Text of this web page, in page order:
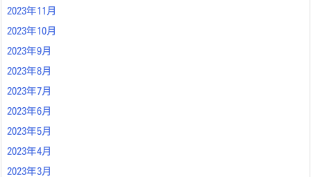
2023年11月
2023年10月
2023年9月
2023年8月
2023年7月
2023年6月
2023年5月
2023年4月
2023年3月